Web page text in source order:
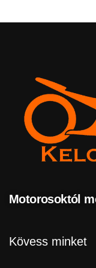
Motorosoktól
Kövess minket